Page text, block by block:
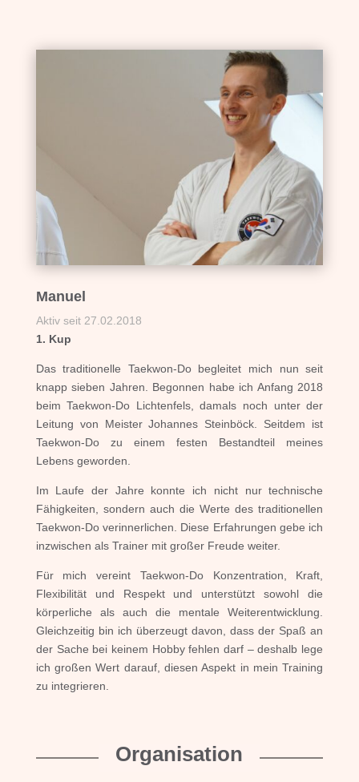
Manuel
Aktiv seit 27.02.2018
1. Kup
Das traditionelle Taekwon-Do begleitet mich nun seit
knapp sieben Jahren. Begonnen habe ich Anfang 2018
beim Taekwon-Do Lichtenfels, damals noch unter der
Leitung von Meister Johannes Steinböck. Seitdem ist
Taekwon-Do zu einem festen Bestandteil meines
Lebens geworden.
Im Laufe der Jahre konnte ich nicht nur technische
Fähigkeiten, sondern auch die Werte des traditionellen
Taekwon-Do verinnerlichen. Diese Erfahrungen gebe ich
inzwischen als Trainer mit großer Freude weiter.
Für mich vereint Taekwon-Do Konzentration, Kraft,
Flexibilität und Respekt und unterstützt sowohl die
körperliche als auch die mentale Weiterentwicklung.
Gleichzeitig bin ich überzeugt davon, dass der Spaß an
der Sache bei keinem Hobby fehlen darf – deshalb lege
ich großen Wert darauf, diesen Aspekt in mein Training
zu integrieren.
Organisation